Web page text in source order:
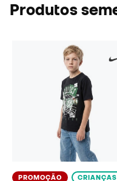
Produtos
PROMOÇÃO CRIANÇAS